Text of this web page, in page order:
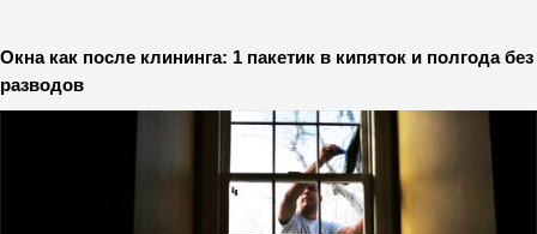
Окна как после клининга: 1 пакетик в кипяток и полгода без
разводов